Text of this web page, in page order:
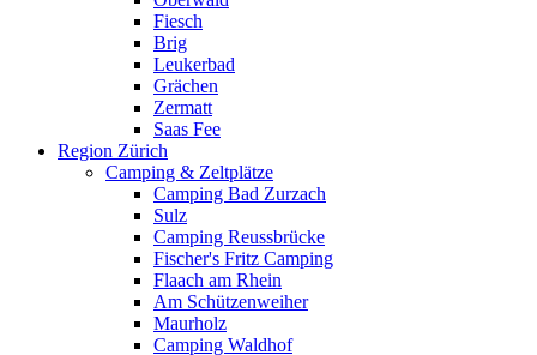
Fiesch
Brig
Leukerbad
Grächen
Zermatt
Saas Fee
Region Zürich
Camping & Zeltplätze
Camping Bad Zurzach
Sulz
Camping Reussbrücke
Fischer's Fritz Camping
Flaach am Rhein
Am Schützenweiher
Maurholz
Camping Waldhof